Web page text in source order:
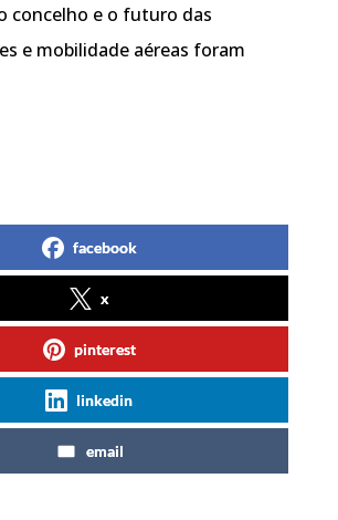
concelho e o futuro das
e mobilidade aéreas foram
facebook
x
pinterest
linkedin
email